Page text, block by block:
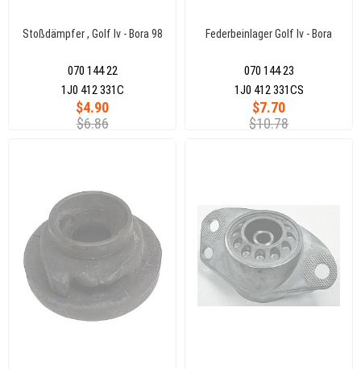
Stoßdämpfer , Golf Iv - Bora 98
070 144 22
$4.90
$6.86
1J0 412 331C
Federbeinlager Golf Iv - Bora
070 144 23
$7.70
$10.78
1J0 412 331CS